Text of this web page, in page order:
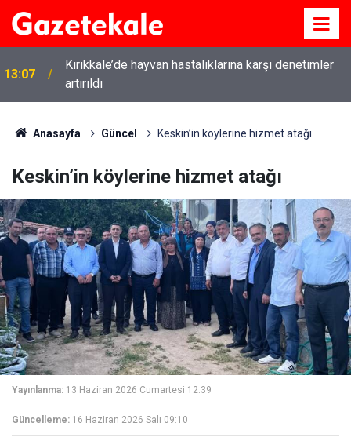
13:07
Kırıkkale’de hayvan hastalıklarına karşı denetimler
artırıldı
Anasayfa Güncel Keskin’in köylerine hizmet atağı
Keskin’in köylerine hizmet atağı
Yayınlanma: 13 Haziran 2026 Cumartesi 12:39
Güncelleme: 16 Haziran 2026 Salı 09:10